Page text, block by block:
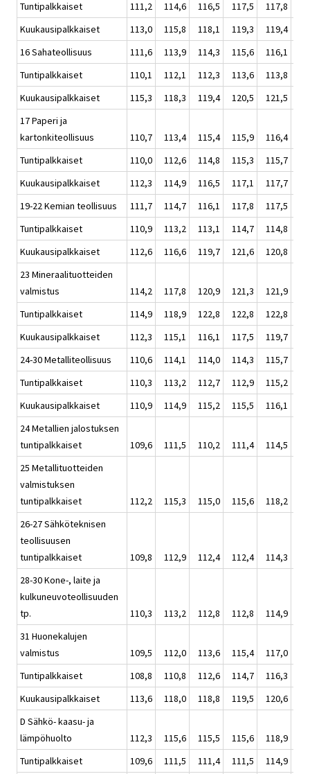
Tuntipalkkaiset
111,2 114,6 116,5 117,5 117,8
Kuukausipalkkaiset
113,0 115,8 118,1 119,3 119,4
16 Sahateollisuus
111,6 113,9 114,3 115,6 116,1
Tuntipalkkaiset
110,1 112,1 112,3 113,6 113,8
Kuukausipalkkaiset
115,3 118,3 119,4 120,5 121,5
17 Paperi ja
kartonkiteollisuus
110,7 113,4 115,4 115,9 116,4
Tuntipalkkaiset
110,0 112,6 114,8 115,3 115,7
Kuukausipalkkaiset
112,3 114,9 116,5 117,1 117,7
19-22 Kemian teollisuus
111,7 114,7 116,1 117,8 117,5
Tuntipalkkaiset
110,9 113,2 113,1 114,7 114,8
Kuukausipalkkaiset
112,6 116,6 119,7 121,6 120,8
23 Mineraalituotteiden
valmistus
114,2 117,8 120,9 121,3 121,9
Tuntipalkkaiset
114,9 118,9 122,8 122,8 122,8
Kuukausipalkkaiset
112,3 115,1 116,1 117,5 119,7
24-30 Metalliteollisuus
110,6 114,1 114,0 114,3 115,7
Tuntipalkkaiset
110,3 113,2 112,7 112,9 115,2
Kuukausipalkkaiset
110,9 114,9 115,2 115,5 116,1
24 Metallien jalostuksen
tuntipalkkaiset
109,6 111,5 110,2 111,4 114,5
25 Metallituotteiden
valmistuksen
tuntipalkkaiset
112,2 115,3 115,0 115,6 118,2
26-27 Sähköteknisen
teollisuusen
tuntipalkkaiset
109,8 112,9 112,4 112,4 114,3
28-30 Kone-, laite ja
kulkuneuvoteollisuuden
tp.
110,3 113,2 112,8 112,8 114,9
31 Huonekalujen
valmistus
109,5 112,0 113,6 115,4 117,0
Tuntipalkkaiset
108,8 110,8 112,6 114,7 116,3
Kuukausipalkkaiset
113,6 118,0 118,8 119,5 120,6
D Sähkö- kaasu- ja
lämpöhuolto
112,3 115,6 115,5 115,6 118,9
Tuntipalkkaiset
109,6 111,5 111,4 111,5 114,9